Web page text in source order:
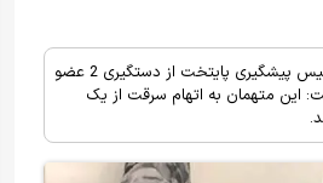
خبرمهم: سرکلانتر هفتم پلیس پیشگیری پایتخت از دستگیری 2 عضو
این متهمان به اتهام سرقت از یک